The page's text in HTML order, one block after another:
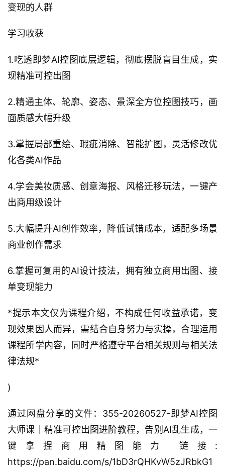
变现的人群
学习收获
1.吃透即梦AI控图底层逻辑，彻底摆脱盲目生成，实
现精准可控出图
2.精通主体、轮廓、姿态、景深全方位控图技巧，画
面质感大幅升级
3.掌握局部重绘、瑕疵消除、智能扩图，灵活修改优
化各类AI作品
4.学会美妆质感、创意海报、风格迁移玩法，一键产
出商用级设计
5.大幅提升AI创作效率，降低试错成本，适配多场景
商业创作需求
6.掌握可复用的AI设计技法，拥有独立商用出图、接
单变现能力
*提示本文仅为课程介绍，不构成任何收益承诺，变
现效果因人而异，需结合自身努力与实操，合理运用
课程所学内容，同时严格遵守平台相关规则与相关法
律法规*
)
通过网盘分享的文件：355-20260527-即梦AI控图
大师课｜精准可控出图进阶教程，告别AI乱生成，一
键拿捏商用精图能力 链接:
https://pan.baidu.com/s/1bD3rQHKvW5zJRbkG1